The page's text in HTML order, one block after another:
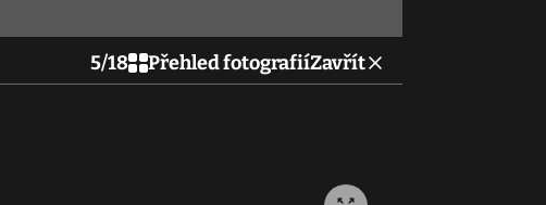
5/18 Přehled fotografiíZavřít